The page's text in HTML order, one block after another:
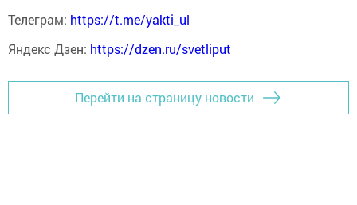
Телеграм: https://t.me/yakti_ul
Яндекс Дзен: https://dzen.ru/svetliput
Перейти на страницу новости